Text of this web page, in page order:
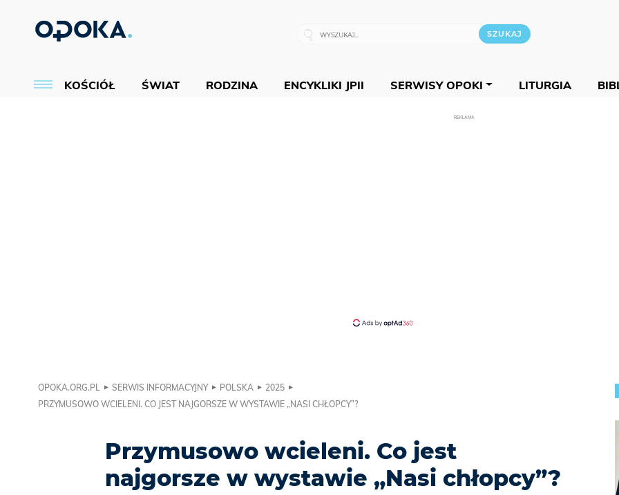
KOŚCIÓŁ ŚWIAT RODZINA ENCYKLIKI JPII SERWISY OPOKI LITURGIA
REKLAMA
OPOKA.ORG.PL SERWIS INFORMACYJNY POLSKA
2025
PRZYMUSOWO WCIELENI. CO JEST NAJGORSZE W WYSTAWIE „NASI CHŁOPCY”?
Przymusowo wcieleni. Co jest
najgorsze w wystawie „Nasi chłopcy”?